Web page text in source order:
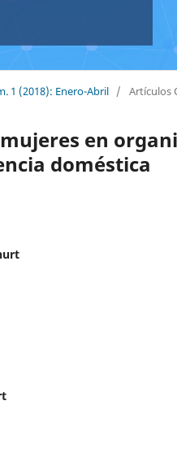
1 (2018): Enero-Abril / Artículos
en
doméstica